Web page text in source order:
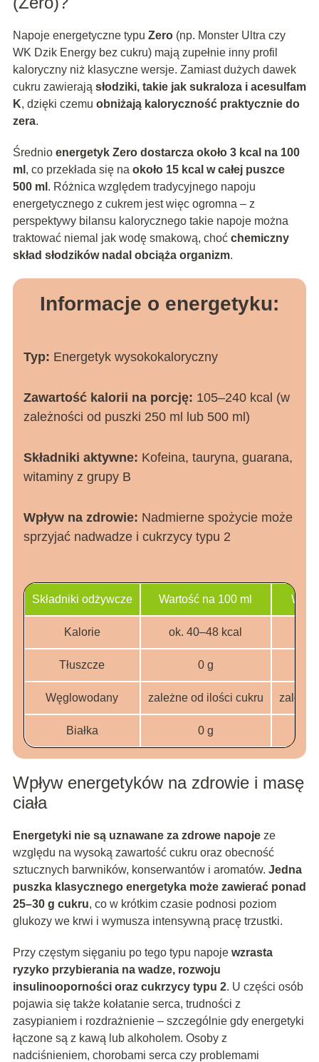
Napoje energetyczne typu Zero(np. Monster Ultra czy
WK Dzik Energy bez cukru) mają zupełnie inny profil
kaloryczny niż klasyczne wersje. Zamiast dużych dawek
cukru zawierają słodziki, takie jak sukraloza i acesulfam
K, dzięki czemu obniżają kaloryczność praktycznie do
zera.
Średnio energetyk Zero dostarcza około 3 kcal na 100
ml , co przekłada się na około 15 kcal w całej puszce
500 ml . Różnica względem tradycyjnego napoju
energetycznego z cukrem jest więc ogromna – z
perspektywy bilansu kalorycznego takie napoje można
traktować niemal jak wodę smakową, choć chemiczny
skład słodzików nadal obciąża organizm.
Informacje o energetyku:
Typ: Energetyk wysokokaloryczny
Zawartość kalorii na porcję: 105–240 kcal (w
zależności od puszki 250 ml lub 500 ml)
Składniki aktywne: Kofeina, tauryna, guarana,
witaminy z grupy B
Wpływ na zdrowie: Nadmierne spożycie może
sprzyjać nadwadze i cukrzycy typu 2
Składniki odżywcze Wartość na 100 ml
Kalorie ok. 40–48 kcal
Tłuszcze 0 g
Węglowodany zależne od ilości cukru
Białka 0 g
Wpływ energetyków na zdrowie i masę
ciała
Energetyki nie są uznawane za zdrowe napojeze
względu na wysoką zawartość cukru oraz obecność
sztucznych barwników, konserwantów i aromatów. Jedna
puszka klasycznego energetyka może zawierać ponad
25–30 g cukru, co w krótkim czasie podnosi poziom
glukozy we krwi i wymusza intensywną pracę trzustki.
Przy częstym sięganiu po tego typu napoje wzrasta
ryzyko przybierania na wadze, rozwoju
insulinooporności oraz cukrzycy typu 2. U części osób
pojawia się także kołatanie serca, trudności z
zasypianiem i rozdrażnienie – szczególnie gdy energetyki
łączone są z kawą lub alkoholem. Osoby z
nadciśnieniem, chorobami serca czy problemami